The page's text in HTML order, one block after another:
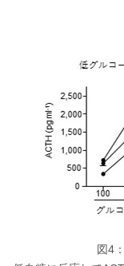
図4